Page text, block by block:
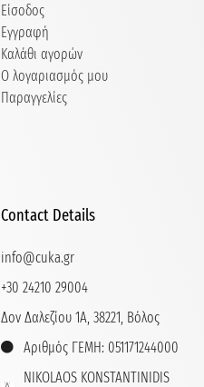
Είσοδος
Εγγραφή
Καλάθι αγορών
Ο λογαριασμός μου
Παραγγελίες
Contact Details
info@cuka.gr
+30 24210 29004
Δον Δαλεζίου 1Α, 38221, Βόλος
Αριθμός ΓΕΜΗ: 051171244000
NIKOLAOS KONSTANTINIDIS